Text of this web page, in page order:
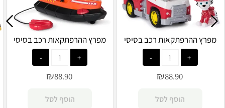
מפרץ ההרפתקאות רכב בסיסי
חילוץ אש - זומה - Spin Master
₪88.90
הוסף לסל
מפרץ ההרפתקאות רכב בסיסי
חילוץ אש - מארשל - Spin Master
₪88.90
הוסף לסל